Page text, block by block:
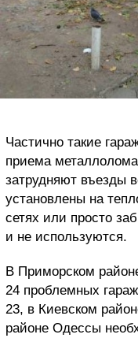
Частично такие
приема
затрудняют въезды
установлены на
сетях или просто
и не используются.
В Приморском
24 проблемных
23, в Киевском
районе Одессы